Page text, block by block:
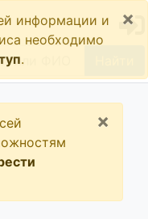
информации и
необходимо
.
×
×